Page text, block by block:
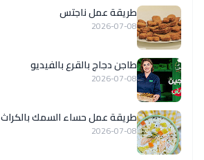
طريقة عمل ناجتس
2026-07-08
طاجن دجاج بالقرع بالفيديو
2026-07-08
طريقة عمل حساء السمك بالكراث
2026-07-08